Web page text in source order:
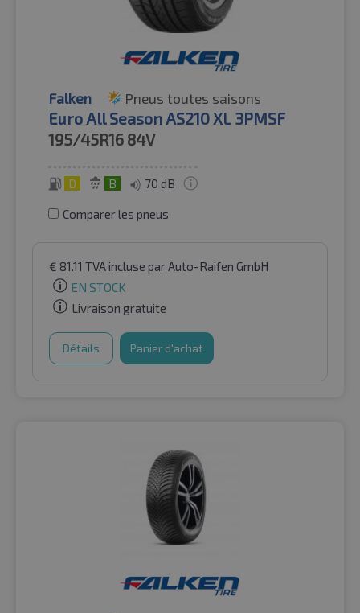
Falken Pneus toutes saisons
Euro All Season AS210 XL 3PMSF
195/45R16 84V
D B 70 dB
Comparer les pneus
€ 81.11 TVA incluse par Auto-Raifen GmbH
EN STOCK
Livraison gratuite
Détails Panier d'achat